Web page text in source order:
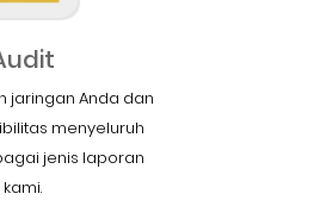
jaringan Anda dan
menyeluruh
jenis laporan
kami.